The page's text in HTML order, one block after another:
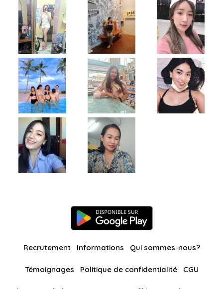
Recrutement Informations Qui sommes-nous?
Témoignages Politique de confidentialité CGU